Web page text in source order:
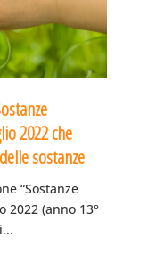
2022 che
sostanze
“Sostanze
2022 (anno 13°